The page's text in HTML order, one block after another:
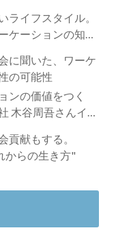
ライフスタイル。
ケーションの知ら
に聞いた、ワーケ
の可能性
ンの価値をつく
木谷周吾さんイン
貢献もする。
からの生き方"